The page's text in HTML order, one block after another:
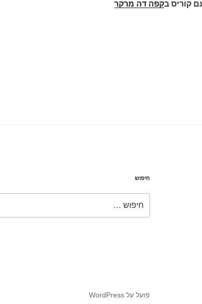
קוריס בקפה דה מרקר
חיפוש
פועל על WordPress